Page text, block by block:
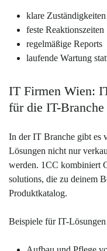
klare Zuständigkeiten
feste Reaktionszeiten
regelmäßige Reports
laufende Wartung
IT Firmen Wien:
für die IT-
In der IT Branche gibt es
Lösungen nicht nur
werden. 1CC kombiniert
solutions, die zu deinem
Produktkatalog.
Beispiele für IT-